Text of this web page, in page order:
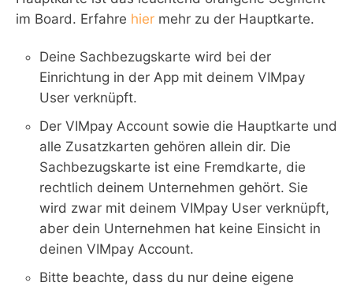
im Board. Erfahre hier mehr zu der Hauptkarte.
Deine Sachbezugskarte wird bei der
Einrichtung in der App mit deinem VIMpay
User verknüpft.
Der VIMpay Account sowie die Hauptkarte und
alle Zusatzkarten gehören allein dir. Die
Sachbezugskarte ist eine Fremdkarte, die
rechtlich deinem Unternehmen gehört. Sie
wird zwar mit deinem VIMpay User verknüpft,
aber dein Unternehmen hat keine Einsicht in
deinen VIMpay Account.
Bitte beachte, dass du nur deine eigene